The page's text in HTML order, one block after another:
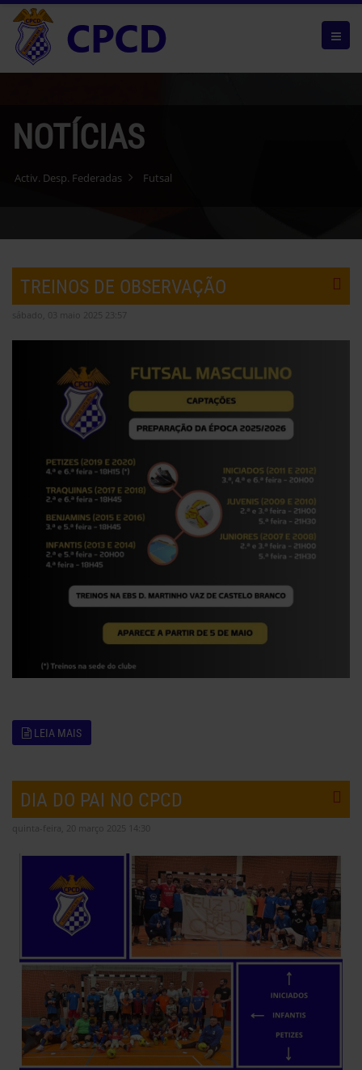
NOTÍCIAS
Activ. Desp. Federadas Futsal
TREINOS DE OBSERVAÇÃO
sábado, 03 maio 2025 23:57
LEIA MAIS
DIA DO PAI NO CPCD
quinta-feira, 20 março 2025 14:30